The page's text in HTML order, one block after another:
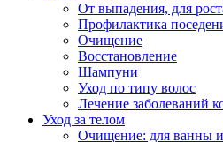
От выпадения, для
Профилактика
Очищение
Восстановление
Шампуни
Уход по типу волос
Лечение заболеваний
Уход за телом
Очищение: для ванны